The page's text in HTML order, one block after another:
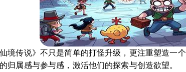
境传说》不只是简单的打怪升级，更注重塑造一
归属感与参与感，激活他们的探索与创造欲望。